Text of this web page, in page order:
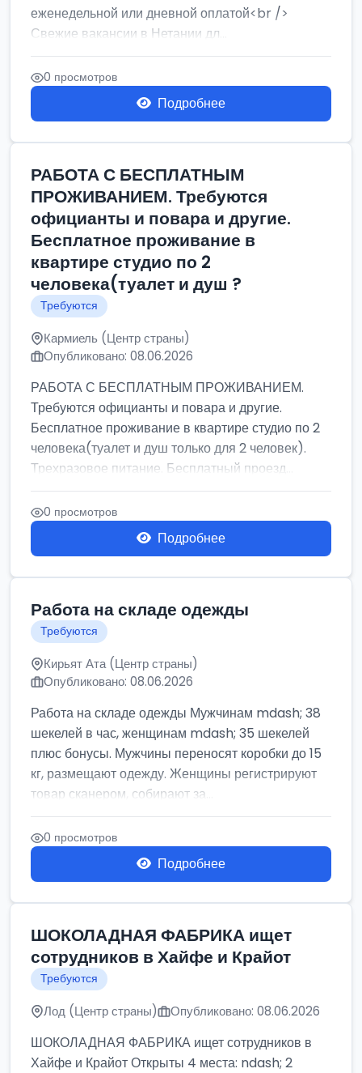
еженедельной или дневной оплатой<br />
Свежие вакансии в Нетании дл...
0 просмотров
Подробнее
РАБОТА С БЕСПЛАТНЫМ
ПРОЖИВАНИЕМ. Требуются
официанты и повара и другие.
Бесплатное проживание в
квартире студио по 2
человека(туалет и душ ?
Требуются
Кармиель (Центр страны)
Опубликовано: 08.06.2026
РАБОТА С БЕСПЛАТНЫМ ПРОЖИВАНИЕМ.
Требуются официанты и повара и другие.
Бесплатное проживание в квартире студио по 2
человека(туалет и душ только для 2 человек).
Трехразовое питание. Бесплатный проезд...
0 просмотров
Подробнее
Работа на складе одежды
Требуются
Кирьят Ата (Центр страны)
Опубликовано: 08.06.2026
Работа на складе одежды Мужчинам mdash; 38
шекелей в час, женщинам mdash; 35 шекелей
плюс бонусы. Мужчины переносят коробки до 15
кг, размещают одежду. Женщины регистрируют
товар сканером, собирают за...
0 просмотров
Подробнее
ШОКОЛАДНАЯ ФАБРИКА ищет
сотрудников в Хайфе и Крайот
Требуются
Лод (Центр страны) Опубликовано: 08.06.2026
ШОКОЛАДНАЯ ФАБРИКА ищет сотрудников в
Хайфе и Крайот Открыты 4 места: ndash; 2